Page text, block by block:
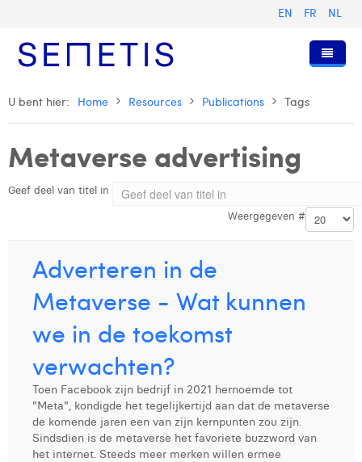
EN FR NL
Home
Diensten
Digital Advertising
Digital Business Intelligence
Trainingen
Wie zijn wij
Onze Geschiedenis
Anouk Allegaert
Arthur Collard
Camille Servais
Charlie Deschamps
Dhan Claes
Diane Tremouroux
Edouard Polet
Onze Waarden
Omnicom Media Group
Certificeringen
Pers & Publicaties
Presentaties en Cases
Persberichten
Vacatures
Strategy Director
Digital Business Analyst
Digital Business Consultant NL
Digital Business Intern
Contact
U bent hier: Home Resources Publications Tags
Metaverse advertising
Geef deel van titel in
Weergegeven #
Adverteren in de
Metaverse - Wat kunnen
we in de toekomst
verwachten?
Toen Facebook zijn bedrijf in 2021 hernoemde tot
"Meta", kondigde het tegelijkertijd aan dat de metaverse
de komende jaren een van zijn kernpunten zou zijn.
Sindsdien is de metaverse het favoriete buzzword van
het internet. Steeds meer merken willen ermee